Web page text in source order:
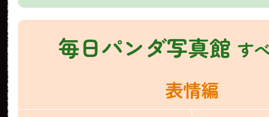
毎日パンダ写真館 す
表情編